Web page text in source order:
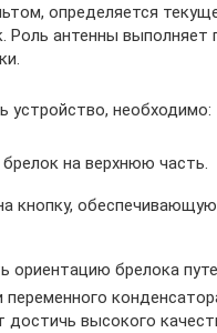
определяется
Роль антенны выполняет
устройство, необходимо:
на верхнюю часть.
кнопку,
ориентацию брелока
переменного
достичь высокого